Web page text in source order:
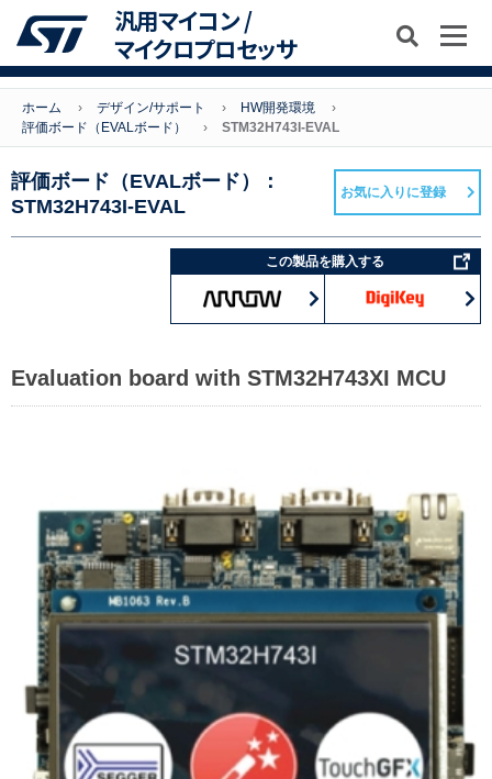
汎用マイコン /
マイクロプロセッサ
ホーム デザイン/サポート
HW開発環境
評価ボード（EVALボード）
STM32H743I-EVAL
評価ボード（EVALボード）：
STM32H743I-EVAL
この製品を購入する
お気に入りに登録
Evaluation board with STM32H743XI MCU